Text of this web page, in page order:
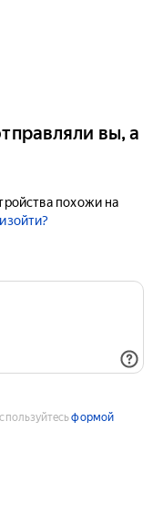
вы, а
похожи на
формой